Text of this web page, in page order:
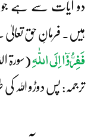
دو آیات سے ہے جو
ہیں۔ فرمانِ حق
فَفِرُّوْٓا اِلَی اللّٰہِ(سورۃ
ترجمہ: پس دوڑو اللہ